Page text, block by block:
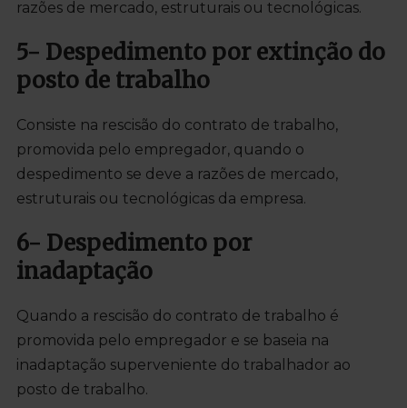
razões de mercado, estruturais ou tecnológicas.
5- Despedimento por extinção do
posto de trabalho
Consiste na rescisão do contrato de trabalho,
promovida pelo empregador, quando o
despedimento se deve a razões de mercado,
estruturais ou tecnológicas da empresa.
6- Despedimento por
inadaptação
Quando a rescisão do contrato de trabalho é
promovida pelo empregador e se baseia na
inadaptação superveniente do trabalhador ao
posto de trabalho.